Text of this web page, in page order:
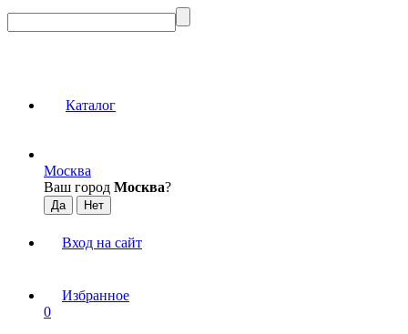
Каталог
Москва
Ваш город Москва?
Вход на сайт
Избранное
0